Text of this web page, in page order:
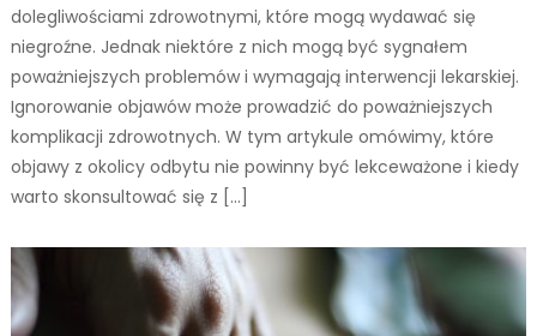
dolegliwościami zdrowotnymi, które mogą wydawać się
niegroźne. Jednak niektóre z nich mogą być sygnałem
poważniejszych problemów i wymagają interwencji lekarskiej.
Ignorowanie objawów może prowadzić do poważniejszych
komplikacji zdrowotnych. W tym artykule omówimy, które
objawy z okolicy odbytu nie powinny być lekceważone i kiedy
warto skonsultować się z […]